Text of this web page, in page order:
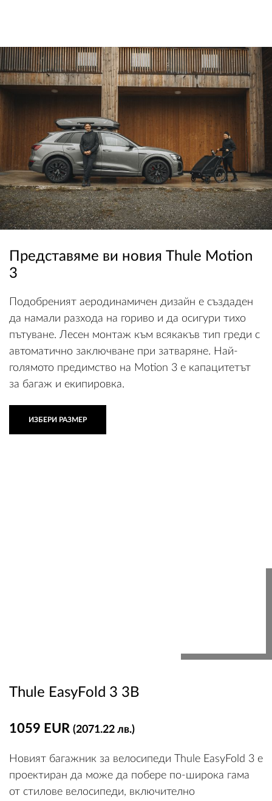
Представяме ви новия Thule Motion
3
Подобреният аеродинамичен дизайн е създаден
да намали разхода на гориво и да осигури тихо
пътуване. Лесен монтаж към всякакъв тип греди с
автоматично заключване при затваряне. Най-
голямото предимство на Motion 3 е капацитетът
за багаж и екипировка.
ИЗБЕРИ РАЗМЕР
Thule EasyFold 3 3B
1059 EUR (2071.22 лв.)
Новият багажник за велосипеди Thule EasyFold 3 е
проектиран да може да побере по-широка гама
от стилове велосипеди, включително